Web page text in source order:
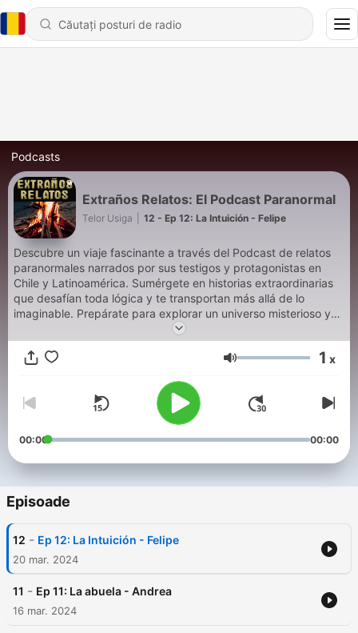
Podcasts
Extraños Relatos: El Podcast Paranormal
Telor Usiga 12 - Ep 12: La Intuición - Felipe
Descubre un viaje fascinante a través del Podcast de relatos
paranormales narrados por sus testigos y protagonistas en
Chile y Latinoamérica. Sumérgete en historias extraordinarias
que desafían toda lógica y te transportan más allá de lo
imaginable. Prepárate para explorar un universo misterioso y
desconocido que desafiará tus creencias, Extraños Relatos: El
Podcast Paranormal👻👽😱!! 👍 Si te gusta el contenido y
deseas apoyarnos en este proyecto para seguir adelante,
sociales. Búscanos como Telor Usiga!!🖖🖖
Volum 1 x
00:00 00:00
Episoade
12 - Ep 12: La Intuición - Felipe
20 mar. 2024
11 - Ep 11: La abuela - Andrea
16 mar. 2024